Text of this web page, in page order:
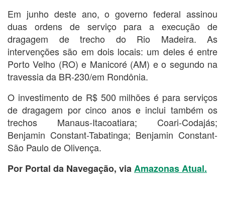
Em junho deste ano, o governo federal assinou
duas ordens de serviço para a execução de
dragagem de trecho do Rio Madeira. As
intervenções são em dois locais: um deles é entre
Porto Velho (RO) e Manicoré (AM) e o segundo na
travessia da BR-230/em Rondônia.
O investimento de R$ 500 milhões é para serviços
de dragagem por cinco anos e inclui também os
trechos Manaus-Itacoatiara; Coari-Codajás;
Benjamin Constant-Tabatinga; Benjamin Constant-
São Paulo de Olivença.
Por Portal da Navegação, viaAmazonas Atual.